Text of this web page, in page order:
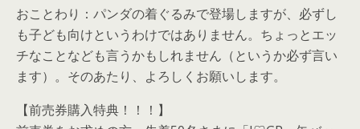
おことわり：パンダの着ぐるみで登場しますが、必ずし
も子ども向けというわけではありません。ちょっとエッ
チなことなども言うかもしれません（というか必ず言い
ます）。そのあたり、よろしくお願いします。
【前売券購入特典！！！】